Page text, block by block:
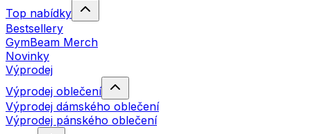
Top nabídky
Bestsellery
GymBeam Merch
Novinky
Výprodej
Výprodej oblečení
Výprodej dámského oblečení
Výprodej pánského oblečení